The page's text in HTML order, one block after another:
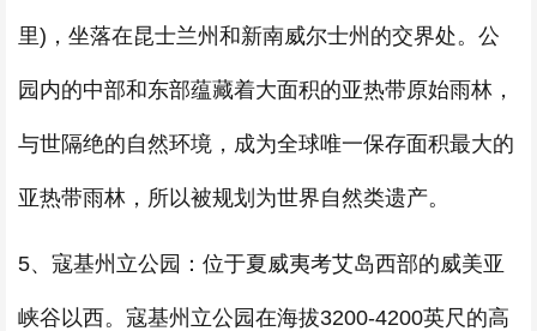
里)，坐落在昆士兰州和新南威尔士州的交界处。公
园内的中部和东部蕴藏着大面积的亚热带原始雨林，
与世隔绝的自然环境，成为全球唯一保存面积最大的
亚热带雨林，所以被规划为世界自然类遗产。
5、寇基州立公园：位于夏威夷考艾岛西部的威美亚
峡谷以西。寇基州立公园在海拔3200-4200英尺的高